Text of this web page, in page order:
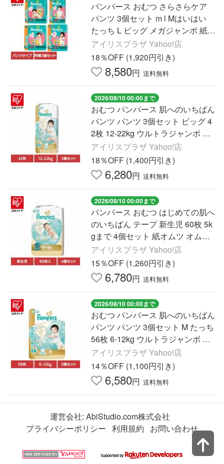
パンパース おむつ さらさらケア
パンツ 3個セット m l Mはいはい
たっち L ビッグ メガジャンボ 紙オ
ムツ オムツ 紙パンツ P&G
アイリスプラザ Yahoo!店
18％OFF (1,920円引き)
8,580円 送料無料
2026/08/10 00:00まで
おむつ パンパース 肌へのいちばん
パンツ パンツ 3個セット ビッグ 4
2枚 12-22kg ウルトラジャンボ オ
ムツ 紙オムツ P&G
アイリスプラザ Yahoo!店
18％OFF (1,400円引き)
6,280円 送料無料
2026/08/10 00:00まで
パンパース おむつ はじめての肌へ
のいちばん テープ 新生児 60枚 5k
gまで 4個セット 紙オムツ オムツ
紙おむつ スーパージャンボ P&G
アイリスプラザ Yahoo!店
15％OFF (1,260円引き)
6,780円 送料無料
2026/08/10 00:00まで
おむつ パンパース 肌へのいちばん
パンツ パンツ 3個セット M たっち
56枚 6-12kg ウルトラジャンボ オ
ムツ 紙オムツ P&G
アイリスプラザ Yahoo!店
14％OFF (1,100円引き)
6,580円 送料無料
運営会社: AbiStudio.com株式会社
プライバシーポリシー 利用規約 お問い合わせ